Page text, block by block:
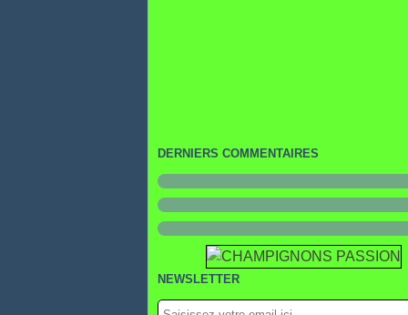
DERNIERS COMMENTAIRES
NEWSLETTER